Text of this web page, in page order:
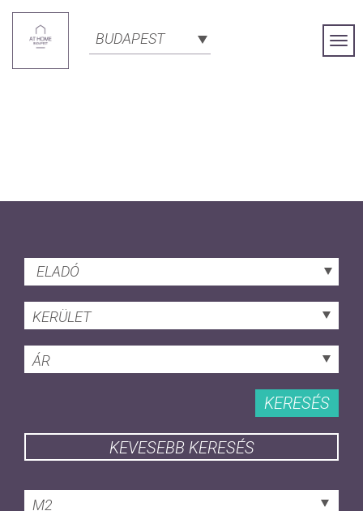
BUDAPEST
ELADÓ
KERÜLET
ÁR
KERESÉS
KEVESEBB KERESÉS
M2